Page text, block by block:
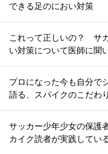
できる足のにおい対策
これって正しいの？ サ
い対策について医師に聞
プロになった今も自分で
語る、スパイクのこだわ
サッカー少年少女の保護
カイク読者が実践してい